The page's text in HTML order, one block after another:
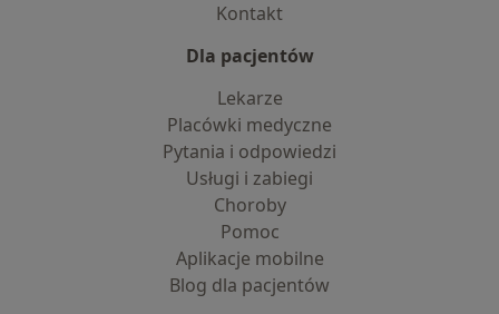
Kontakt
Dla pacjentów
Lekarze
Placówki medyczne
Pytania i odpowiedzi
Usługi i zabiegi
Choroby
Pomoc
Aplikacje mobilne
Blog dla pacjentów